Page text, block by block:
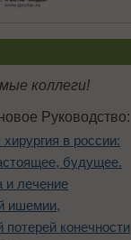
коллеги!
Руководство:
в россии:
будущее.
и лечение
ишемии,
конечности